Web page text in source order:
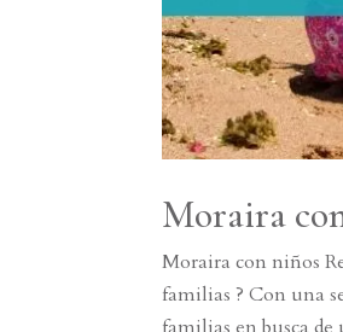
Moraira
Moraira con niños
familias ? Con una